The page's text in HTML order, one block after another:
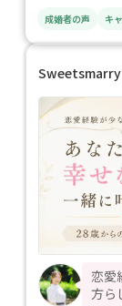
成婚者の声 キ
Sweetsmarry
恋愛
方ら